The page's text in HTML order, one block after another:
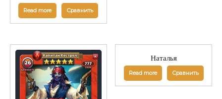
Read more Сравнить
Наталья
Read more Сравнить